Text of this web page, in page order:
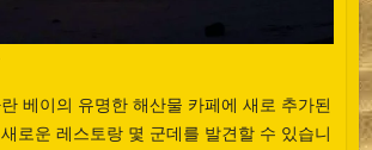
베이의 유명한 해산물 카페에 새로 추가된
로운 레스토랑 몇 군데를 발견할 수 있습니